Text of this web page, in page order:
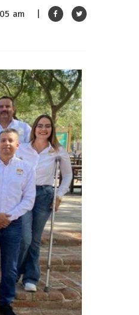
am